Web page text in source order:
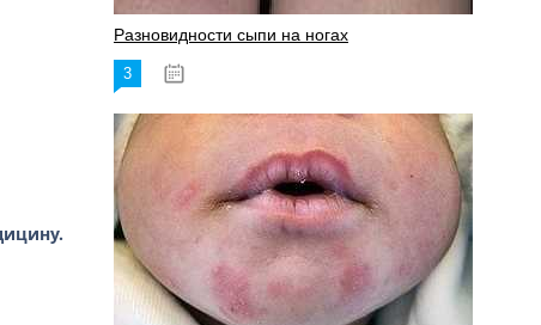
Разновидности сыпи на ногах
3